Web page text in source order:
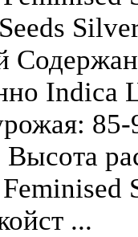
Indica
...